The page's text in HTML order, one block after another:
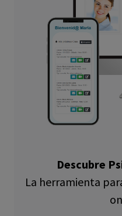
Descubre
La herramienta